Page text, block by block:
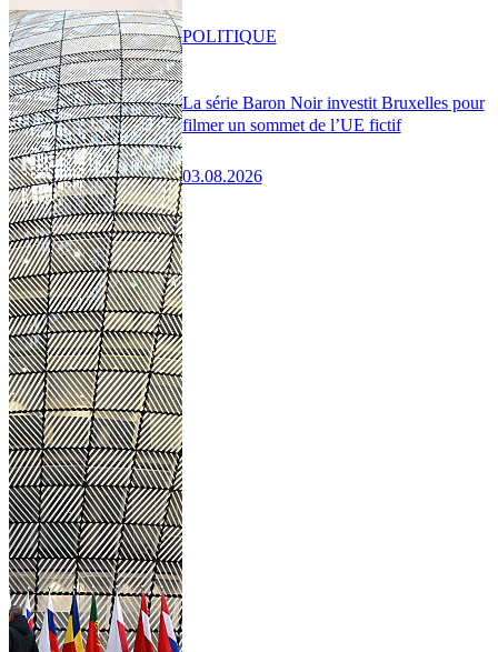
La série Baron Noir investit Bruxelles pour
filmer un sommet de l’UE fictif
03.08.2026
POLITIQUE